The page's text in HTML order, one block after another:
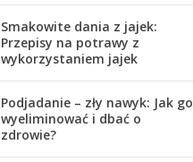
Smakowite dania z jajek:
Przepisy na potrawy z
wykorzystaniem jajek
Podjadanie – zły nawyk: Jak go
wyeliminować i dbać o
zdrowie?